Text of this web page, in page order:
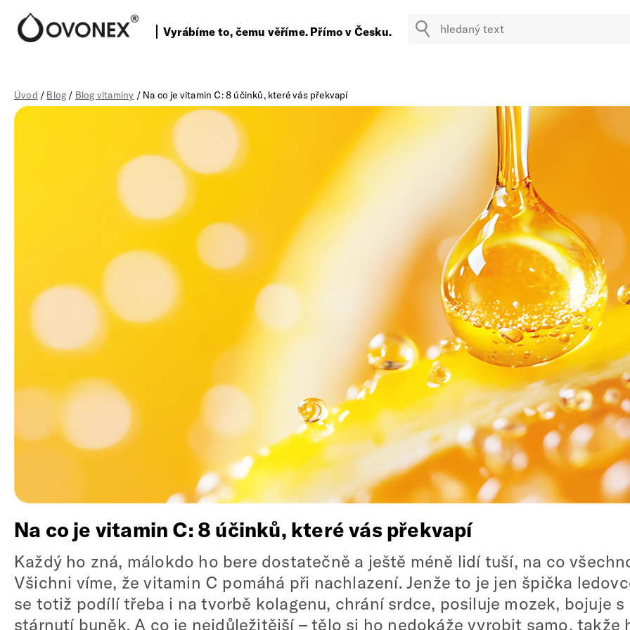
Vyrábíme to, čemu věříme. Přímo v Česku.
Úvod / Blog / Blog vitaminy / Na co je vitamin C: 8 účinků, které vás překvapí
Na co je vitamin C: 8 účinků, které vás překvapí
Každý ho zná, málokdo ho bere dostatečně a ještě méně lidí tuší, na co
Všichni víme, že vitamin C pomáhá při nachlazení. Jenže to je jen špička
se totiž podílí třeba i na tvorbě kolagenu, chrání srdce, posiluje mozek, bojuje s
stárnutí buněk. A co je nejdůležitější – tělo si ho nedokáže vyrobit samo, takže